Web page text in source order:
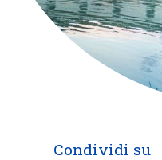
Condividi su